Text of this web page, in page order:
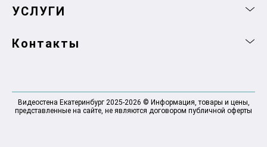
УСЛУГИ
Контакты
Видеостена Екатеринбург 2025-2026 © Информация, товары и цены,
представленные на сайте, не являются договором публичной оферты